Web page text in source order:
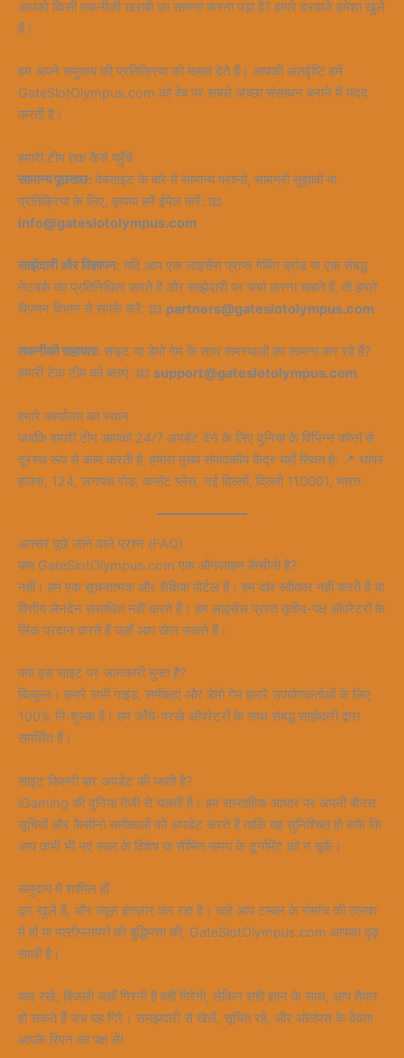
आपको किसी तकनीकी खराबी का सामना करना पड़ा है? हमारे दरवाजे हमेशा खुले
हैं।
हम अपने समुदाय की प्रतिक्रिया को महत्व देते हैं। आपकी अंतर्दृष्टि हमें
GateSlotOlympus.com को वेब पर सबसे अच्छा संसाधन बनाने में मदद
करती है।
हमारी टीम तक कैसे पहुँचें
सामान्य पूछताछ: वेबसाइट के बारे में सामान्य प्रश्नों, सामग्री सुझावों या
प्रतिक्रिया के लिए, कृपया हमें ईमेल करें: 📧
info@gateslotolympus.com
साझेदारी और विज्ञापन: यदि आप एक लाइसेंस प्राप्त गेमिंग ब्रांड या एक संबद्ध
नेटवर्क का प्रतिनिधित्व करते हैं और साझेदारी पर चर्चा करना चाहते हैं, तो हमारे
विपणन विभाग से संपर्क करें: 📧 partners@gateslotolympus.com
तकनीकी सहायता: साइट या डेमो गेम के साथ समस्याओं का सामना कर रहे हैं?
हमारी टेक टीम को बताएं: 📧 support@gateslotolympus.com
हमारे कार्यालय का स्थान
जबकि हमारी टीम आपको 24/7 अपडेट देने के लिए दुनिया के विभिन्न कोनों से
दूरस्थ रूप से काम करती है, हमारा मुख्य संपादकीय केंद्र यहाँ स्थित है: 📍 थापर
हाउस, 124, जनपथ रोड, कनॉट प्लेस, नई दिल्ली, दिल्ली 110001, भारत
अक्सर पूछे जाने वाले प्रश्न (FAQ)
क्या GateSlotOlympus.com एक ऑनलाइन कैसीनो है?
नहीं। हम एक सूचनात्मक और शैक्षिक पोर्टल हैं। हम दांव स्वीकार नहीं करते हैं या
वित्तीय लेनदेन संसाधित नहीं करते हैं। हम लाइसेंस प्राप्त तृतीय-पक्ष ऑपरेटरों के
लिंक प्रदान करते हैं जहाँ आप खेल सकते हैं।
क्या इस साइट पर जानकारी मुफ्त है?
बिल्कुल। हमारे सभी गाइड, समीक्षाएं और डेमो गेम हमारे उपयोगकर्ताओं के लिए
100% निःशुल्क हैं। हम जाँचे-परखे ऑपरेटरों के साथ संबद्ध साझेदारी द्वारा
समर्थित हैं।
साइट कितनी बार अपडेट की जाती है?
iGaming की दुनिया तेजी से चलती है। हम साप्ताहिक आधार पर अपनी बोनस
सूचियों और कैसीनो समीक्षाओं को अपडेट करते हैं ताकि यह सुनिश्चित हो सके कि
आप कभी भी नए साल के विशेष या सीमित समय के टूर्नामेंट को न चूकें।
समुदाय में शामिल हों
द्वार खुले हैं, और ज़्यूस इंतज़ार कर रहा है। चाहे आप टम्बल के रोमांच की तलाश
में हों या मल्टीप्लायरों की बुद्धिमत्ता की, GateSlotOlympus.com आपका दृढ़
साथी है।
याद रखें, बिजली जहाँ गिरनी है वहीं गिरेगी, लेकिन सही ज्ञान के साथ, आप तैयार
हो सकते हैं जब यह गिरे। समझदारी से खेलें, सूचित रहें, और ओलंपस के देवता
आपके स्पिन का पक्ष लें!